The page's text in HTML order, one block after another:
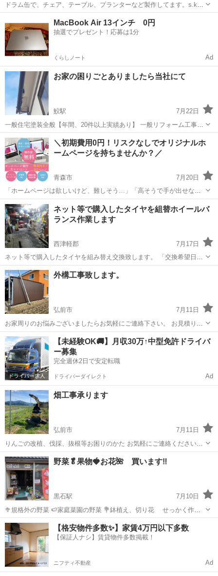
ドラム缶で、チェア、テーブル、プランターなど製作してます。s.k
trustと申します！！ 興味のある方はお気軽にお声掛けください！ 金額
などは製作する物によって変わるので要相談でお願いします🙇 他、雪
庇止め、金物解体など、...
MacBook Air 13インチ 0円
抽選でプレゼント！応募は1分
くらしノート Ad
お家の困りごとありましたら当社にて
鮫駅
7月22日
一般住宅塗装全般【年間、20件以上実績あり】 一般リフォーム工事、
雨漏り、軒天、雨樋など 家電取付け作業 介護用品取付け作業 左官工
事 内装工事 水道工事 基礎工事 土木工事 草刈り作業。 一般廃棄物
建物解体工事 棚の取り...
青森 八戸市 鮫駅 その他 無料
＼初期費用0円！リスクなしでオリジナルホ
ームページを持ちませんか？／
青森市
7月20日
「ホームページは欲しいけど、難しそう…」「高そうで手が出せな
い…」 そんな方に大人気の“まるっとおまかせホームページ制作サービ
ス”です！ こんな方におすすめ！ 新しくお店をオープンした方 自社サ
イトをリニューアル...
青森 青森市 その他 無料
ネット等で購入したタイヤを組替ホイールバ
ランス作業します
西津軽郡
7月17日
ネット等で購入したタイヤを組み替え交換致します。 「交換希望日、
時間、タイヤサイズ、タイヤ名、ホイールの状況、本数、その他要
望」をお問い合わせ下さい。 そののち返答致し作業日時間を決めま
す。 希望日指定時間に自宅に...
青森 西津軽郡 その他 タイヤ
外構工事致します。
弘前市
7月11日
お家周りのお悩みございましたらお気軽にご連絡下さい。 お見積りは
無料です。
青森 弘前市 その他 無料
【未経験OK🚚】月収30万↑中型免許ドライバ
ー募集
完全週休2日で安定転職
ドライバーダイレクト Ad
畑工事承ります
弘前市
7月11日
りんごの改植、伐採、抜根等お困りのかた お気軽にご連絡ください。
お見積りは無料です。
青森 弘前市 その他 無料
野菜🥬果物🍓お花🌺 買います‼️
黒石駅
7月10日
🥦規格外の野菜 🍉家庭菜園の野菜 💐鉢植え、切り花 せっかく作っ
た野菜なので、規格外でも趣味の家庭菜園でもかまいません。 買取り
します‼️ 詳しくは、お問い合わせ下さい。 よろしくお願いします😊
青森 黒石市 黒石駅 その他
【格安物件多数✨】家賃4万円以下多数
【保証人ナシ】賃貸物件多数掲載！
ニフティ不動産 Ad